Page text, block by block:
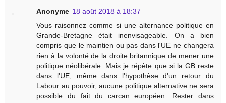
Anonyme 18 août 2018 à 18:37
Vous raisonnez comme si une alternance politique en
Grande-Bretagne était inenvisageable. On a bien
compris que le maintien ou pas dans l'UE ne changera
rien à la volonté de la droite britannique de mener une
politique néolibérale. Mais je répète que si la GB reste
dans l'UE, même dans l'hypothèse d'un retour du
Labour au pouvoir, aucune politique alternative ne sera
possible du fait du carcan européen. Rester dans